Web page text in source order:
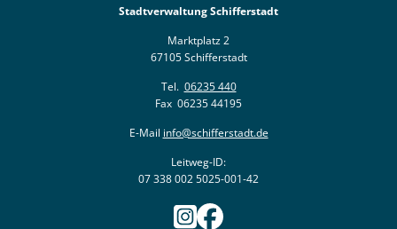
Stadtverwaltung Schifferstadt
Marktplatz 2
67105 Schifferstadt
Tel. 06235 440
Fax 06235 44195
E-Mail info@schifferstadt.de
Leitweg-ID:
07 338 002 5025-001-42